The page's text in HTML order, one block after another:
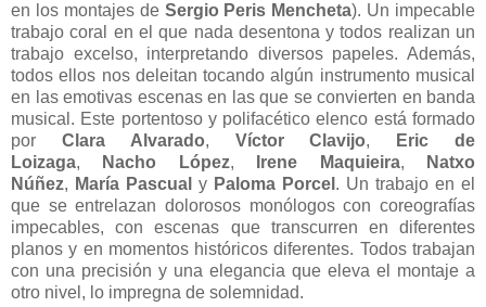
en los montajes de Sergio Peris Mencheta). Un impecable
trabajo coral en el que nada desentona y todos realizan un
trabajo excelso, interpretando diversos papeles. Además,
todos ellos nos deleitan tocando algún instrumento musical
en las emotivas escenas en las que se convierten en banda
musical. Este portentoso y polifacético elenco está formado
por Clara Alvarado, Víctor Clavijo,
Eric de
Loizaga, Nacho López, Irene Maquieira,
Natxo
Núñez, María Pascual y Paloma Porcel . Un trabajo en el
que se entrelazan dolorosos monólogos con coreografías
impecables, con escenas que transcurren en diferentes
planos y en momentos históricos diferentes. Todos trabajan
con una precisión y una elegancia que eleva el montaje a
otro nivel, lo impregna de solemnidad.